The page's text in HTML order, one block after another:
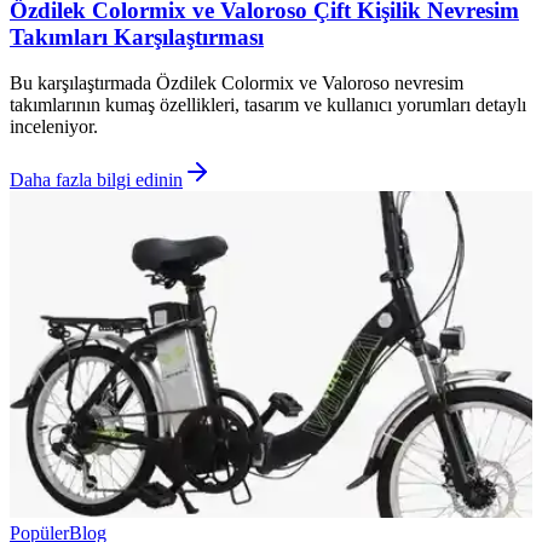
Özdilek Colormix ve Valoroso Çift Kişilik Nevresim
Takımları Karşılaştırması
Bu karşılaştırmada Özdilek Colormix ve Valoroso nevresim
takımlarının kumaş özellikleri, tasarım ve kullanıcı yorumları detaylı
inceleniyor.
Daha fazla bilgi edinin
PopülerBlog